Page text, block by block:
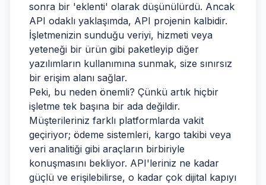
sonra bir 'eklenti' olarak düşünülürdü. Ancak
API odaklı yaklaşımda, API projenin kalbidir.
İşletmenizin sunduğu veriyi, hizmeti veya
yeteneği bir ürün gibi paketleyip diğer
yazılımların kullanımına sunmak, size sınırsız
bir erişim alanı sağlar.
Peki, bu neden önemli? Çünkü artık hiçbir
işletme tek başına bir ada değildir.
Müşterileriniz farklı platformlarda vakit
geçiriyor; ödeme sistemleri, kargo takibi veya
veri analitiği gibi araçların birbiriyle
konuşmasını bekliyor. API'leriniz ne kadar
güçlü ve erişilebilirse, o kadar çok dijital kapıyı